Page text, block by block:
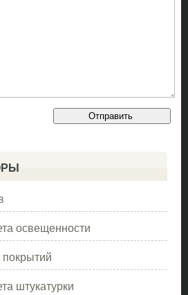
освещенности
штукатурки